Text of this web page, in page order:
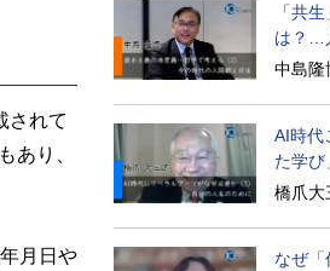
されて
あり、
月日や
「共
は？…
中島隆
AI時代
た学び
らませ
橋爪大
なぜ「